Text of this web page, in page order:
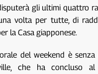
gli ultimi quattro
volta per tutte, di
la Casa giapponese.
del weekend è
che ha concluso